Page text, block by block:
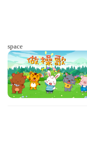
space